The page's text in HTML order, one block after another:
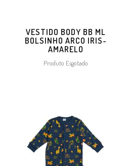
VESTIDO BODY BB ML
BOLSINHO ARCO IRIS-
AMARELO
Produto Esgotado